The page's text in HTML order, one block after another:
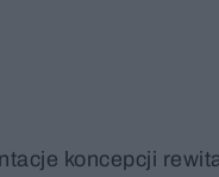
koncepcji